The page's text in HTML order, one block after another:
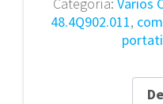
48.4Q902.011,